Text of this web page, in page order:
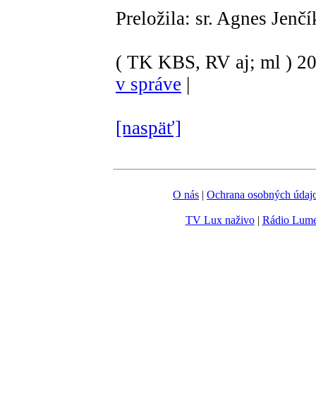
Preložila: sr. Agnes
( TK KBS, RV aj; ml )
v správe |
[naspäť]
O nás | Ochrana osobných
TV Lux naživo| Rádio